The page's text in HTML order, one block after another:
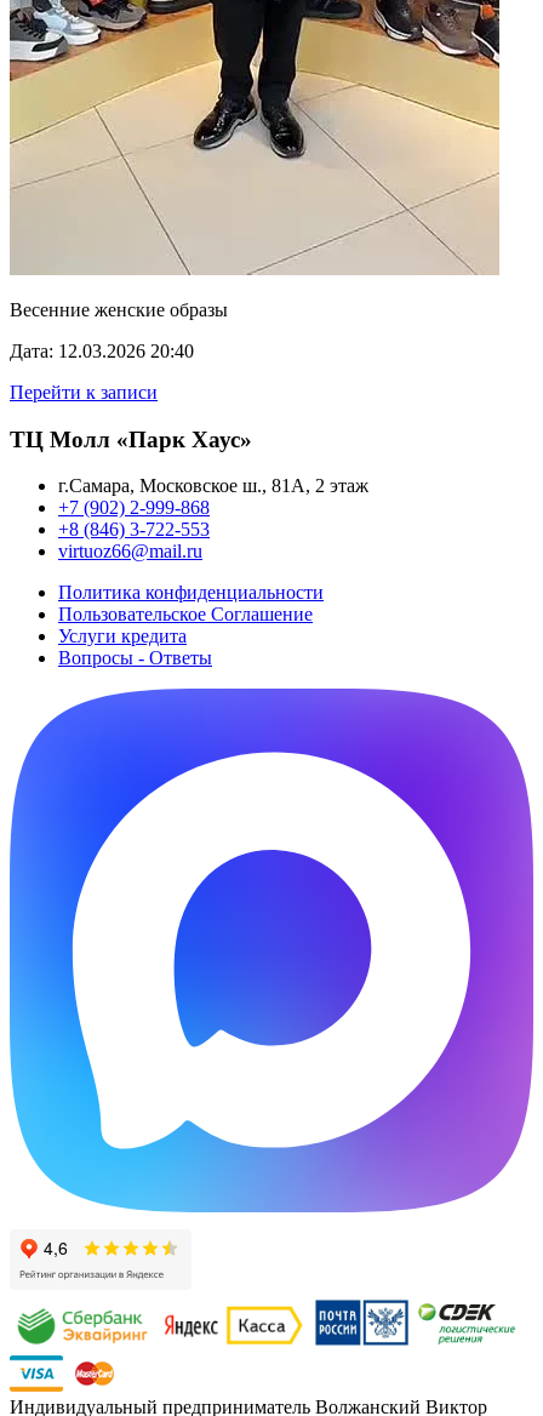
Весенние женские образы
Дата: 12.03.2026 20:40
Перейти к записи
ТЦ Молл «Парк Хаус»
г.Самара, Московское ш., 81А, 2 этаж
+7 (902) 2-999-868
+8 (846) 3-722-553
virtuoz66@mail.ru
Политика конфиденциальности
Пользовательское Cоглашение
Услуги кредита
Вопросы - Ответы
Индивидуальный предприниматель Волжанский Виктор